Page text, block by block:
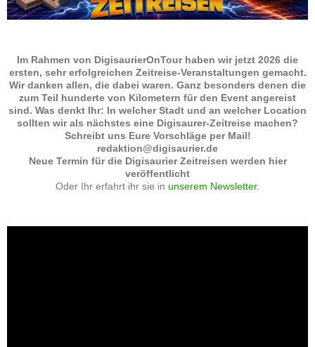
Im Rahmen von DigisaurierOnTour haben wir jetzt 2026 die
ersten, sehr erfolgreichen Zeitreise-Veranstaltungen gemacht.
Wir danken allen, die dabei waren. Ganz besonders denen die
zum Teil hunderte von Kilometern für den Event angereist
sind. Was denkt Ihr: In welcher Stadt und an welcher Location
sollten wir als nächstes eine Digisaurer-Zeitreise machen?
Schreibt uns Eure Vorschläge per Mail!
redaktion@digisaurier.de
Neue Termin für die Digisaurier Zeitreisen werden hier
veröffentlicht
Oder Ihr erfahrt ihr sie in unserem Newsletter.